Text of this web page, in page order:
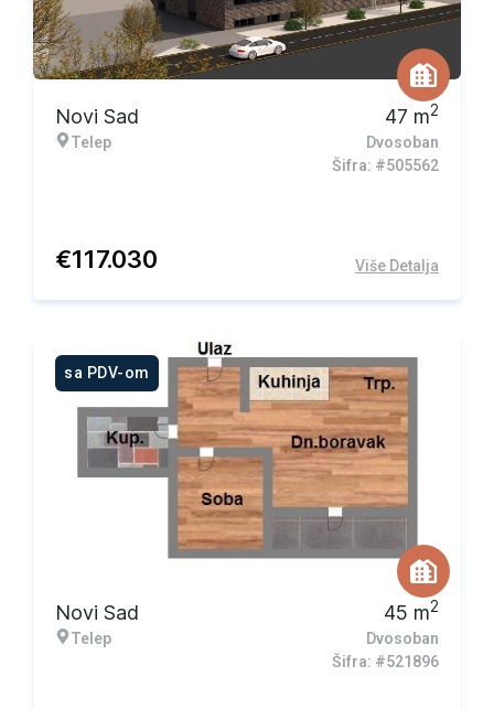
Novi Sad
Telep
47 m2
Dvosoban
Šifra: #505562
€117.030 Više Detalja
sa PDV-om
Novi Sad
Telep
45 m2
Dvosoban
Šifra: #521896